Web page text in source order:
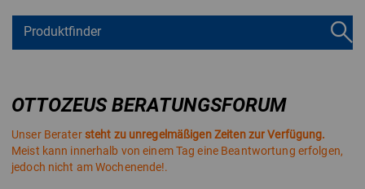
Tastaturkurzbefehle
Konto Shift + ALt + A
Menü ein-/ausblenden Shift + Alt + Z
OTTOZEUS BERATUNGSFORUM
Unser Beratersteht zu unregelmäßigen Zeiten zur Verfügung.
Meist kann innerhalb von einem Tag eine Beantwortung erfolgen,
jedoch nicht am Wochenende!.